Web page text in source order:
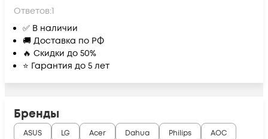
Ответов:1
✅ В наличии
🚚 Доставка по РФ
🔥 Скидки до 50%
⭐ Гарантия до 5 лет
Бренды
ASUS LG Acer Dahua Philips
AOC